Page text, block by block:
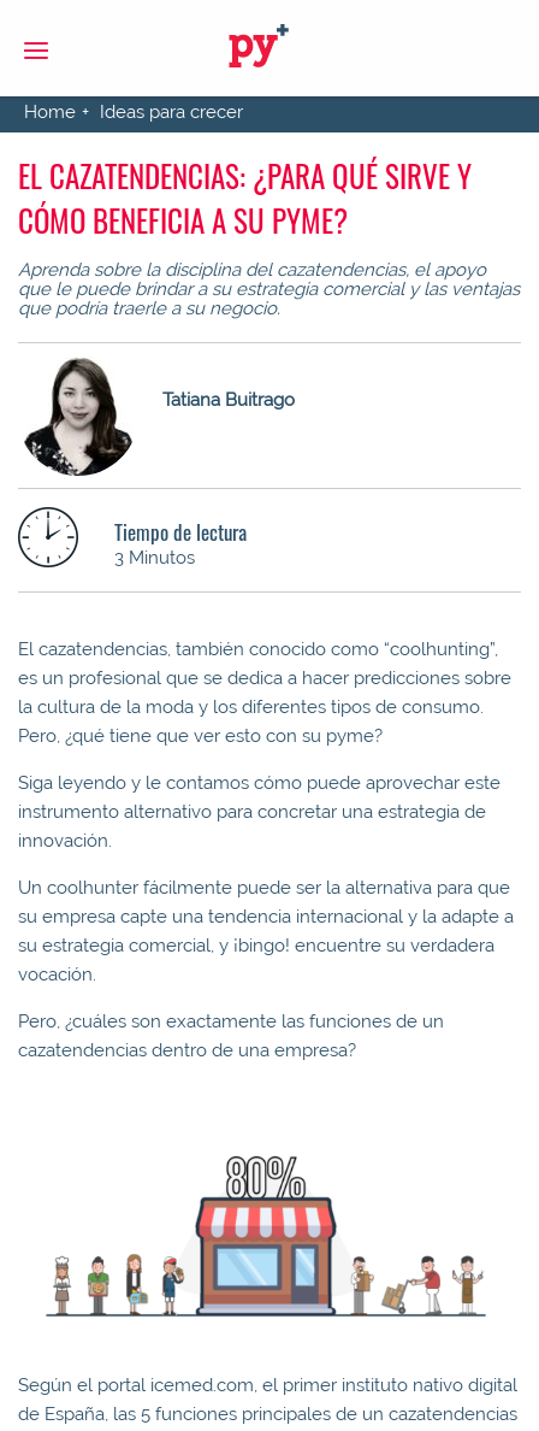
Home Ideas para crecer
EL CAZATENDENCIAS: ¿PARA QUÉ SIRVE Y
CÓMO BENEFICIA A SU PYME?
Aprenda sobre la disciplina del cazatendencias, el apoyo
que le puede brindar a su estrategia comercial y las ventajas
que podría traerle a su negocio.
Tatiana Buitrago
Tiempo de lectura
3 Minutos
El cazatendencias, también conocido como “coolhunting”,
es un profesional que se dedica a hacer predicciones sobre
la cultura de la moda y los diferentes tipos de consumo.
Pero, ¿qué tiene que ver esto con su pyme?
Siga leyendo y le contamos cómo puede aprovechar este
instrumento alternativo para concretar una estrategia de
innovación.
Un coolhunter fácilmente puede ser la alternativa para que
su empresa capte una tendencia internacional y la adapte a
su estrategia comercial, y ¡bingo! encuentre su verdadera
vocación.
Pero, ¿cuáles son exactamente las funciones de un
cazatendencias dentro de una empresa?
Según el portal icemed.com, el primer instituto nativo digital
de España, las 5 funciones principales de un cazatendencias